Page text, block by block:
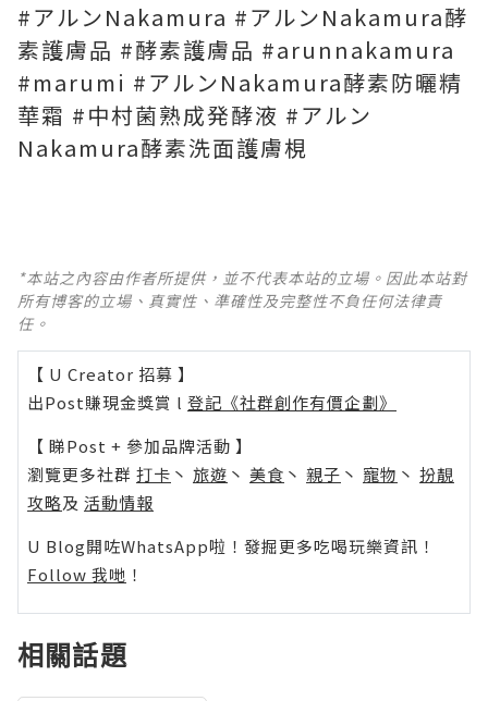
#アルンNakamura #アルンNakamura酵
素護膚品 #酵素護膚品 #arunnakamura
#marumi #アルンNakamura酵素防曬精
華霜 #中村菌熟成発酵液 #アルン
Nakamura酵素洗面護膚梘
*本站之內容由作者所提供，並不代表本站的立場。因此本站對
所有博客的立場、真實性、準確性及完整性不負任何法律責
任。
【 U Creator 招募 】
出Post賺現金獎賞 l 登記《社群創作有價企劃》
【 睇Post + 參加品牌活動 】
瀏覽更多社群 打卡 丶 旅遊 丶 美食 丶 親子 丶 寵物 丶 扮靚
攻略及 活動情報
U Blog開咗WhatsApp啦！發掘更多吃喝玩樂資訊！
Follow 我哋 ！
相關話題